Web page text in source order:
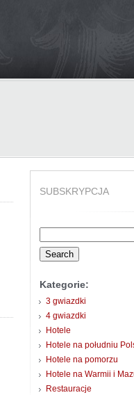
SUBSKRYPCJA
for:
Kategorie:
3 gwiazdki
4 gwiazdki
Hotele
Hotele na południu
Hotele na pomorzu
Hotele na Warmii i
Restauracje